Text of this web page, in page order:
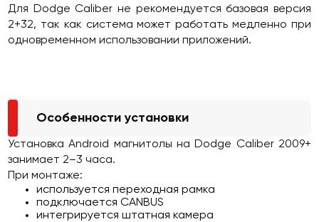
Для Dodge Caliber не рекомендуется базовая версия
2+32, так как система может работать медленно при
одновременном использовании приложений.
Особенности установки
Установка Android магнитолы на Dodge Caliber 2009+
занимает 2–3 часа.
При монтаже:
используется переходная рамка
подключается CANBUS
интегрируется штатная камера